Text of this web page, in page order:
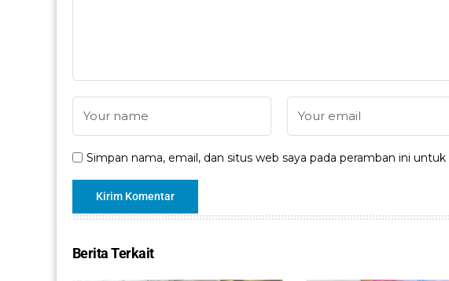
Simpan nama, email, dan situs web saya pada peramban ini
Berita Terkait